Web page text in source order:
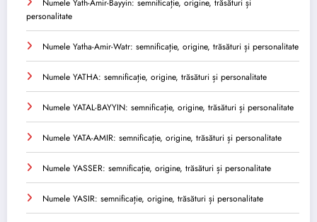
Numele Yath-Amir-Bayyin: semnificație, origine, trăsături și
personalitate
Numele Yatha-Amir-Watr: semnificație, origine, trăsături și personalitate
Numele YATHA: semnificație, origine, trăsături și personalitate
Numele YATAL-BAYYIN: semnificație, origine, trăsături și personalitate
Numele YATA-AMIR: semnificație, origine, trăsături și personalitate
Numele YASSER: semnificație, origine, trăsături și personalitate
Numele YASIR: semnificație, origine, trăsături și personalitate